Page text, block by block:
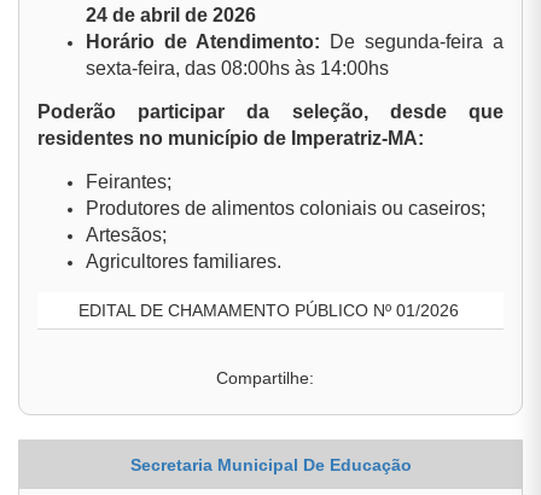
24 de abril de 2026
Horário de Atendimento: De segunda-feira a
sexta-feira, das 08:00hs às 14:00hs
Poderão participar da seleção, desde que
residentes no município de Imperatriz-MA:
Feirantes;
Produtores de alimentos coloniais ou caseiros;
Artesãos;
Agricultores familiares.
EDITAL DE CHAMAMENTO PÚBLICO Nº 01/2026
Compartilhe:
Secretaria Municipal De Educação